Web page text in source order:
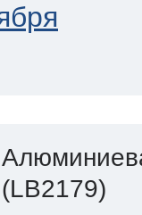
(LB2179)